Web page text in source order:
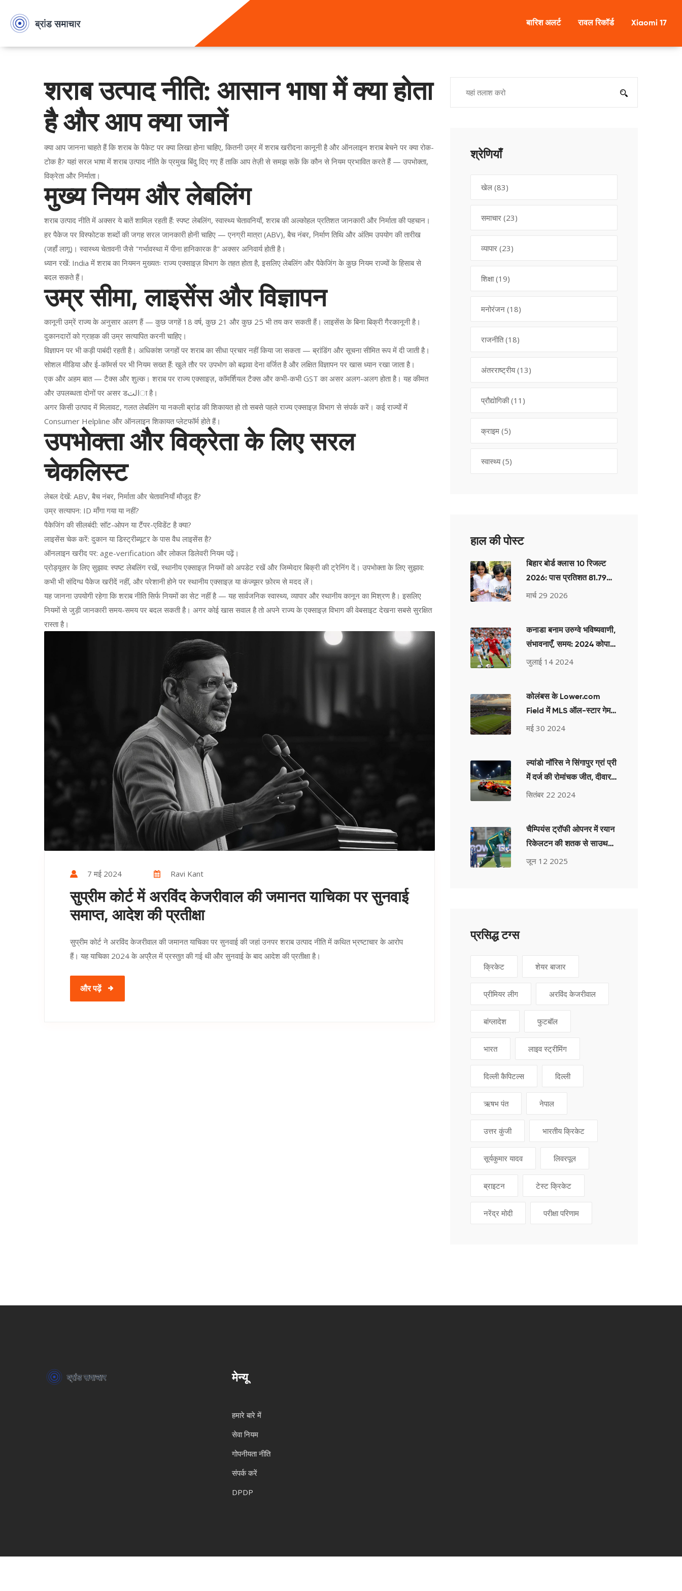
बारिश अलर्ट रावल रिकॉर्ड Xiaomi 17
शराब उत्पाद नीति: आसान भाषा में क्या होता
है और आप क्या जानें
क्या आप जानना चाहते हैं कि शराब के पैकेट पर क्या लिखा होना चाहिए, कितनी उम्र में शराब खरीदना कानूनी है और ऑनलाइन शराब बेचने पर क्या रोक-
टोक है? यहां सरल भाषा में शराब उत्पाद नीति के प्रमुख बिंदु दिए गए हैं ताकि आप तेज़ी से समझ सकें कि कौन से नियम प्रभावित करते हैं — उपभोक्ता,
विक्रेता और निर्माता।
मुख्य नियम और लेबलिंग
शराब उत्पाद नीति में अक्सर ये बातें शामिल रहती हैं: स्पष्ट लेबलिंग, स्वास्थ्य चेतावनियाँ, शराब की अल्कोहल प्रतिशत जानकारी और निर्माता की पहचान।
हर पैकेज पर विस्फोटक शब्दों की जगह सरल जानकारी होनी चाहिए — एनग्री मात्रा (ABV), बैच नंबर, निर्माण तिथि और अंतिम उपयोग की तारीख
(जहाँ लागू)। स्वास्थ्य चेतावनी जैसे "गर्भावस्था में पीना हानिकारक है" अक्सर अनिवार्य होती है।
ध्यान रखें: India में शराब का नियमन मुख्यतः राज्य एक्साइज़ विभाग के तहत होता है, इसलिए लेबलिंग और पैकेजिंग के कुछ नियम राज्यों के हिसाब से
बदल सकते हैं।
उम्र सीमा, लाइसेंस और विज्ञापन
कानूनी उम्रें राज्य के अनुसार अलग हैं — कुछ जगहें 18 वर्ष, कुछ 21 और कुछ 25 भी तय कर सकती हैं। लाइसेंस के बिना बिक्री गैरकानूनी है।
दुकानदारों को ग्राहक की उम्र सत्यापित करनी चाहिए।
विज्ञापन पर भी कड़ी पाबंदी रहती है। अधिकांश जगहों पर शराब का सीधा प्रचार नहीं किया जा सकता — ब्रांडिंग और सूचना सीमित रूप में दी जाती है।
सोशल मीडिया और ई-कॉमर्स पर भी नियम सख्त हैं: खुले तौर पर उपभोग को बढ़ावा देना वर्जित है और लक्षित विज्ञापन पर खास ध्यान रखा जाता है।
एक और अहम बात — टैक्स और शुल्क। शराब पर राज्य एक्साइज़, कॉमर्शियल टैक्स और कभी-कभी GST का असर अलग-अलग होता है। यह कीमत
और उपलब्धता दोनों पर असर डالتा है।
अगर किसी उत्पाद में मिलावट, गलत लेबलिंग या नकली ब्रांड की शिकायत हो तो सबसे पहले राज्य एक्साइज़ विभाग से संपर्क करें। कई राज्यों में
Consumer Helpline और ऑनलाइन शिकायत प्लेटफॉर्म होते हैं।
उपभोक्ता और विक्रेता के लिए सरल
चेकलिस्ट
लेबल देखें: ABV, बैच नंबर, निर्माता और चेतावनियाँ मौजूद हैं?
उम्र सत्यापन: ID माँगा गया या नहीं?
पैकेजिंग की सीलबंदी: सॉट-ओपन या टैंपर-एविडेंट है क्या?
लाइसेंस चेक करें: दुकान या डिस्ट्रीब्यूटर के पास वैध लाइसेंस है?
ऑनलाइन खरीद पर: age-verification और लोकल डिलेवरी नियम पढ़ें।
प्रोड्यूसर के लिए सुझाव: स्पष्ट लेबलिंग रखें, स्थानीय एक्साइज़ नियमों को अपडेट रखें और जिम्मेदार बिक्री की ट्रेनिंग दें। उपभोक्ता के लिए सुझाव:
कभी भी संदिग्ध पैकेज खरीदें नहीं, और परेशानी होने पर स्थानीय एक्साइज़ या कंज्यूमर फ़ोरम से मदद लें।
यह जानना उपयोगी रहेगा कि शराब नीति सिर्फ नियमों का सेट नहीं है — यह सार्वजनिक स्वास्थ्य, व्यापार और स्थानीय कानून का मिश्रण है। इसलिए
नियमों से जुड़ी जानकारी समय-समय पर बदल सकती है। अगर कोई खास सवाल है तो अपने राज्य के एक्साइज़ विभाग की वेबसाइट देखना सबसे सुरक्षित
रास्ता है।
7 मई 2024 Ravi Kant
सुप्रीम कोर्ट में अरविंद केजरीवाल की जमानत याचिका पर सुनवाई
समाप्त, आदेश की प्रतीक्षा
सुप्रीम कोर्ट ने अरविंद केजरीवाल की जमानत याचिका पर सुनवाई की जहां उनपर शराब उत्पाद नीति में कथित भ्रष्टाचार के आरोप
हैं। यह याचिका 2024 के अप्रैल में प्रस्तुत की गई थी और सुनवाई के बाद आदेश की प्रतीक्षा है।
और पढ़ें
श्रेणियाँ
खेल (83)
समाचार (23)
व्यापार (23)
शिक्षा(19)
मनोरंजन (18)
राजनीति(18)
अंतरराष्ट्रीय(13)
प्रौद्योगिकी(11)
क्राइम (5)
स्वास्थ्य(5)
हाल की पोस्ट
बिहार बोर्ड क्लास 10 रिजल्ट
2026: पास प्रतिशत 81.79%,
पहली रैंक दो छात्राओं ने बांटी
मार्च 29 2026
कनाडा बनाम उरुग्वे भविष्यवाणी,
संभावनाएँ, समय: 2024 कोपा
अमेरिका तीसरे स्थान का मैच,
जुलाई 14 2024
कोलंबस के Lower.com
Field में MLS ऑल-स्टार गेम
के लिए मतदान शुरू
मई 30 2024
ल्यांडो नॉरिस ने सिंगापुर ग्रां प्री
में दर्ज की रोमांचक जीत, दीवार
से टकराने के बावजूद चौंका दिया
सितंबर 22 2024
चैम्पियंस ट्रॉफी ओपनर में रयान
रिकेलटन की शतक से साउथ
अफ्रीका ने अफगानिस्तान को
जून 12 2025
प्रसिद्ध टग्स
क्रिकेट शेयर बाजार
प्रीमियर लीग अरविंद केजरीवाल
बांग्लादेश फुटबॉल
भारत लाइव स्ट्रीमिंग
दिल्ली कैपिटल्स दिल्ली
ऋषभ पंत नेपाल
उत्तर कुंजी भारतीय क्रिकेट
सूर्यकुमार यादव लिवरपूल
ब्राइटन टेस्ट क्रिकेट
नरेंद्र मोदी परीक्षा परिणाम
मेन्यू
हमारे बारे में
सेवा नियम
गोपनीयता नीति
संपर्क करें
DPDP